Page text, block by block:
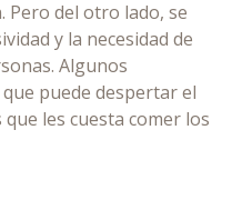
Pero del otro lado, se
y la necesidad de
Algunos
puede despertar el
les cuesta comer los